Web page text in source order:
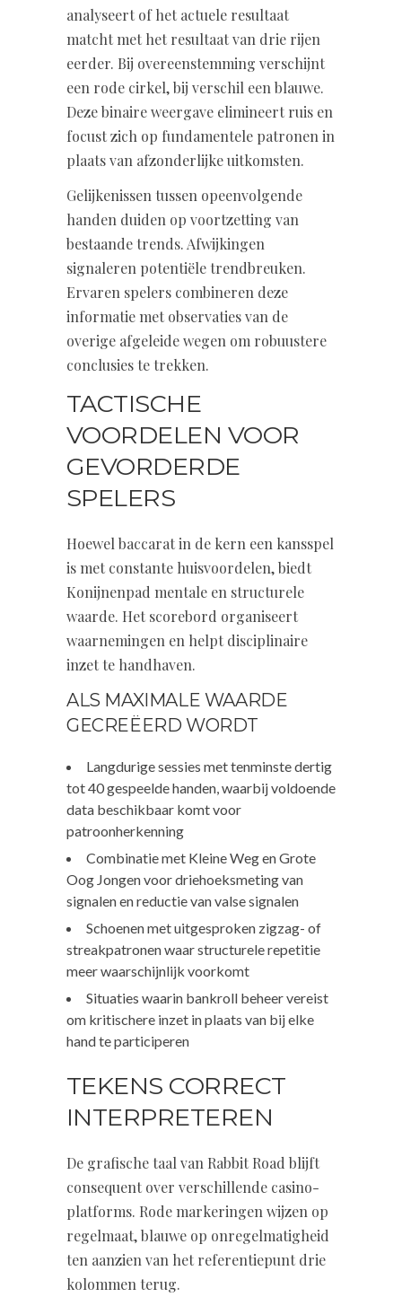
analyseert of het actuele resultaat
matcht met het resultaat van drie rijen
eerder. Bij overeenstemming verschijnt
een rode cirkel, bij verschil een blauwe.
Deze binaire weergave elimineert ruis en
focust zich op fundamentele patronen in
plaats van afzonderlijke uitkomsten.
Gelijkenissen tussen opeenvolgende
handen duiden op voortzetting van
bestaande trends. Afwijkingen
signaleren potentiële trendbreuken.
Ervaren spelers combineren deze
informatie met observaties van de
overige afgeleide wegen om robuustere
conclusies te trekken.
TACTISCHE
VOORDELEN VOOR
GEVORDERDE
SPELERS
Hoewel baccarat in de kern een kansspel
is met constante huisvoordelen, biedt
Konijnenpad mentale en structurele
waarde. Het scorebord organiseert
waarnemingen en helpt disciplinaire
inzet te handhaven.
ALS MAXIMALE WAARDE
GECREËERD WORDT
Langdurige sessies met tenminste dertig
tot 40 gespeelde handen, waarbij voldoende
data beschikbaar komt voor
patroonherkenning
Combinatie met Kleine Weg en Grote
Oog Jongen voor driehoeksmeting van
signalen en reductie van valse signalen
Schoenen met uitgesproken zigzag- of
streakpatronen waar structurele repetitie
meer waarschijnlijk voorkomt
Situaties waarin bankroll beheer vereist
om kritischere inzet in plaats van bij elke
hand te participeren
TEKENS CORRECT
INTERPRETEREN
De grafische taal van Rabbit Road blijft
consequent over verschillende casino-
platforms. Rode markeringen wijzen op
regelmaat, blauwe op onregelmatigheid
ten aanzien van het referentiepunt drie
kolommen terug.